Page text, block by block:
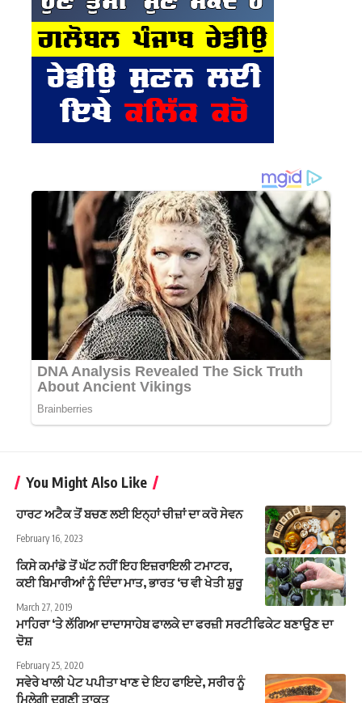
You Might Also Like
ਹਾਰਟ ਅਟੈਕ ਤੋਂ ਬਚਣ ਲਈ ਇਨ੍ਹਾਂ ਚੀਜ਼ਾਂ ਦਾ ਕਰੋ ਸੇਵਨ
February 16, 2023
ਕਿਸੇ ਕਮਾਂਡੋ ਤੋਂ ਘੱਟ ਨਹੀਂ ਇਹ ਇਜ਼ਰਾਇਲੀ ਟਮਾਟਰ,
ਕਈ ਬਿਮਾਰੀਆਂ ਨੂੰ ਦਿੰਦਾ ਮਾਤ, ਭਾਰਤ ‘ਚ ਵੀ ਖੇਤੀ ਸ਼ੁਰੂ
March 27, 2019
ਮਾਹਿਰਾ ‘ਤੇ ਲੱਗਿਆ ਦਾਦਾਸਾਹੇਬ ਫਾਲਕੇ ਦਾ ਫਰਜ਼ੀ ਸਰਟੀਫਿਕੇਟ ਬਣਾਉਣ ਦਾ
ਦੋਸ਼
February 25, 2020
ਸਵੇਰੇ ਖਾਲੀ ਪੇਟ ਪਪੀਤਾ ਖਾਣ ਦੇ ਇਹ ਫਾਇਦੇ, ਸਰੀਰ ਨੂੰ
ਮਿਲੇਗੀ ਦੁਗਣੀ ਤਾਕਤ